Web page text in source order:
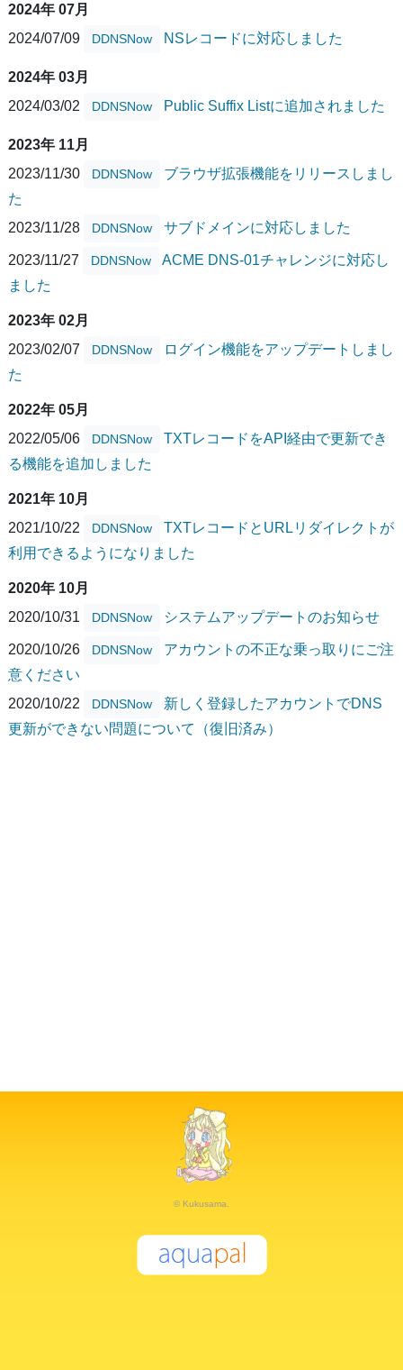
2024年 07月
2024/07/09
DDNSNow NSレコードに対応しました
2024年 03月
2024/03/02
DDNSNow Public Suffix Listに追加されました
2023年 11月
2023/11/30
DDNSNow
ブラウザ拡張機能をリリースしまし
た
2023/11/28
DDNSNow サブドメインに対応しました
2023/11/27 DDNSNow
ACME DNS-01チャレンジに対応し
ました
2023年 02月
2023/02/07
DDNSNow
ログイン機能をアップデートしまし
た
2022年 05月
2022/05/06
DDNSNow
TXTレコードをAPI経由で更新でき
る機能を追加しました
2021年 10月
2021/10/22
DDNSNow
TXTレコードとURLリダイレクトが
利用できるようになりました
2020年 10月
2020/10/31
DDNSNow システムアップデートのお知らせ
2020/10/26 DDNSNow
アカウントの不正な乗っ取りにご注
意ください
2020/10/22
DDNSNow
新しく登録したアカウントでDNS
更新ができない問題について（復旧済み）
© Kukusama.